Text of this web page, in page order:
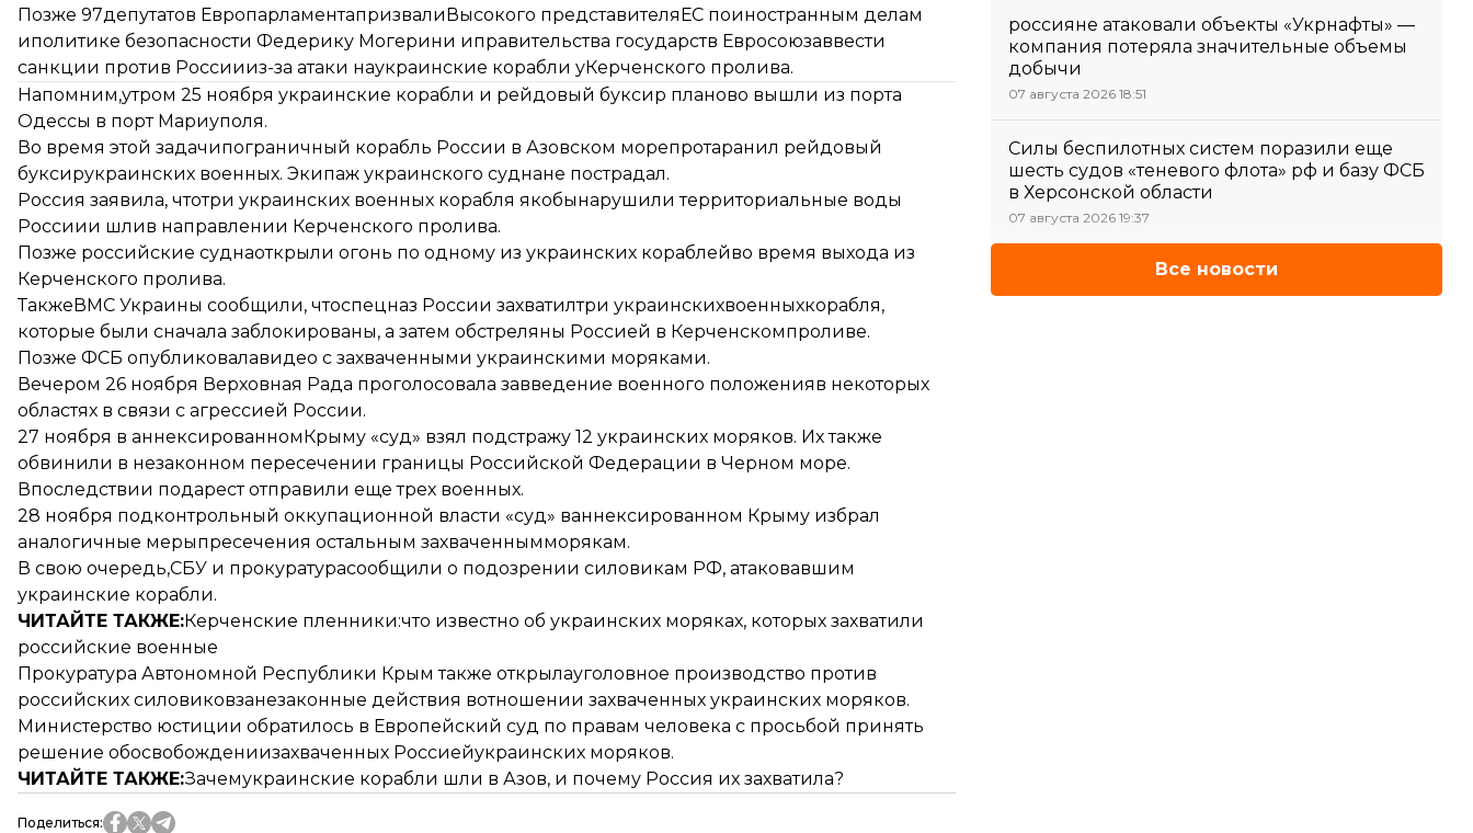
Позже 97депутатов ЕвропарламентапризвалиВысокого представителяЕС поиностранным делам
иполитике безопасности Федерику Могерини иправительства государств Евросоюзаввести
санкции против Россиииз-за атаки наукраинские корабли уКерченского пролива.
Напомним,утром 25 ноября украинские корабли и рейдовый буксир планово вышли из порта
Одессы в порт Мариуполя.
Во время этой задачипограничный корабль России в Азовском морепротаранил рейдовый
буксирукраинских военных. Экипаж украинского суднане пострадал.
Россия заявила, чтотри украинских военных корабля якобынарушили территориальные воды
Россиии шлив направлении Керченского пролива.
Позже российские суднаоткрыли огонь по одному из украинских кораблейво время выхода из
Керченского пролива.
ТакжеВМС Украины сообщили, чтоспецназ России захватилтри украинскихвоенныхкорабля,
которые были сначала заблокированы, а затем обстреляны Россией в Керченскомпроливе.
Позже ФСБ опубликовалавидео с захваченными украинскими моряками.
Вечером 26 ноября Верховная Рада проголосовала завведение военного положенияв некоторых
областях в связи с агрессией России.
27 ноября в аннексированномКрыму «суд» взял подстражу 12 украинских моряков. Их также
обвинили в незаконном пересечении границы Российской Федерации в Черном море.
Впоследствии подарест отправили еще трех военных.
28 ноября подконтрольный оккупационной власти «суд» ваннексированном Крыму избрал
аналогичные мерыпресечения остальным захваченнымморякам.
В свою очередь,СБУ и прокуратурасообщили о подозрении силовикам РФ, атаковавшим
украинские корабли.
ЧИТАЙТЕ ТАКЖЕ:Керченские пленники:что известно об украинских моряках, которых захватили
российские военные
Прокуратура Автономной Республики Крым также открылауголовное производство против
российских силовиковзанезаконные действия вотношении захваченных украинских моряков.
Министерство юстиции обратилось в Европейский суд по правам человека с просьбой принять
решение обосвобождениизахваченных Россиейукраинских моряков.
ЧИТАЙТЕ ТАКЖЕ:Зачемукраинские корабли шли в Азов, и почему Россия их захватила?
Поделиться:
россияне атаковали объекты «Укрнафты» —
компания потеряла значительные объемы
добычи
07 августа 2026 18:51
Силы беспилотных систем поразили еще
шесть судов «теневого флота» рф и базу ФСБ
в Херсонской области
07 августа 2026 19:37
Все новости